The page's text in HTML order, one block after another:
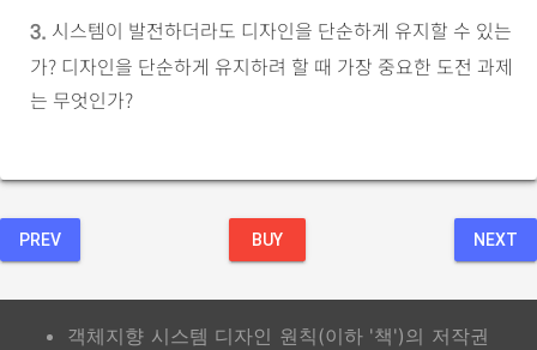
3. 시스템이 발전하더라도 디자인을 단순하게 유지할 수 있는
가? 디자인을 단순하게 유지하려 할 때 가장 중요한 도전 과제
는 무엇인가?
PREV BUY NEXT
객체지향 시스템 디자인 원칙(이하 '책')의 저작권